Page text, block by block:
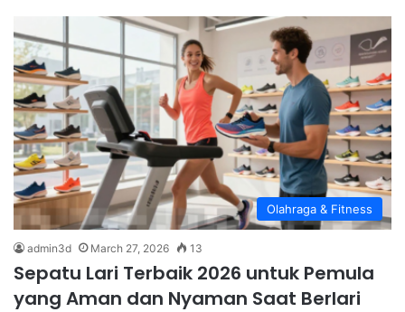
Olahraga & Fitness
admin3d March 27, 2026 13
Sepatu Lari Terbaik 2026 untuk Pemula
yang Aman dan Nyaman Saat Berlari